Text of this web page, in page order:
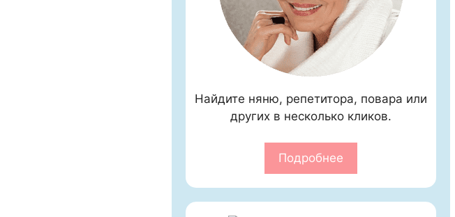
Найдите няню, репетитора, повара или
других в несколько кликов.
Подробнее